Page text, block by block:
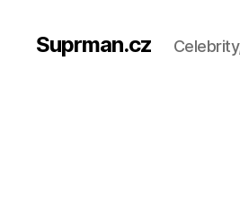
Suprman.cz